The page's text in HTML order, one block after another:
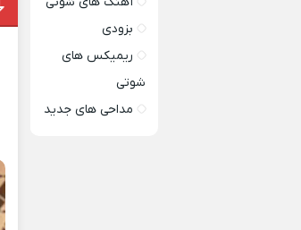
بزودی
ریمیکس های
شوتی
مداحی های جدید